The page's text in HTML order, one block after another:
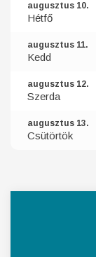
augusztus 10.
Hétfő
augusztus 11.
Kedd
augusztus 12.
Szerda
augusztus 13.
Csütörtök